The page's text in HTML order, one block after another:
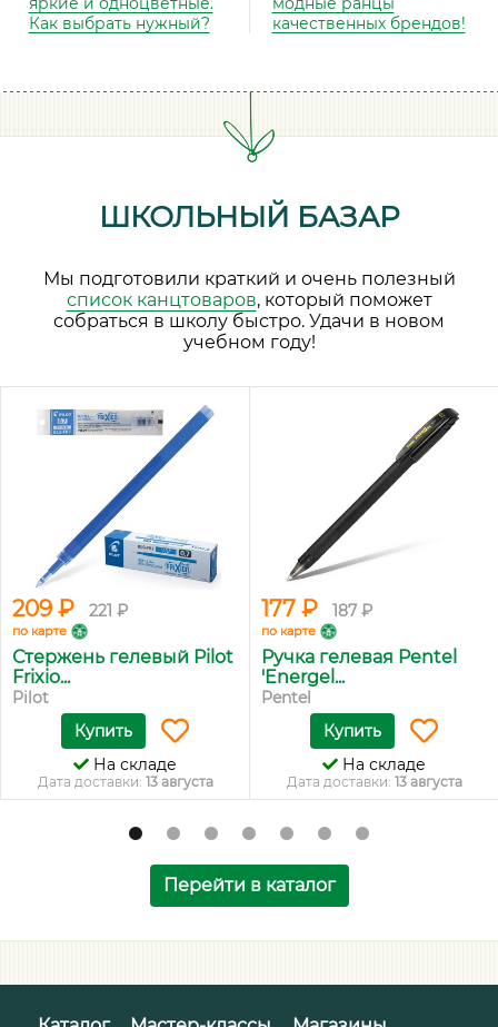
Как выбрать нужный?
качественных брендов!
ШКОЛЬНЫЙ БАЗАР
Мы подготовили краткий и очень полезный
список канцтоваров, который поможет
собраться в школу быстро. Удачи в новом
учебном году!
209 ₽ 221 ₽
по карте
Стержень гелевый Pilot
Frixio...
Pilot
Купить
На складе
Дата доставки: 13 августа
177 ₽ 187 ₽
по карте
Ручка гелевая Pentel
'Energel...
Pentel
Купить
На складе
Дата доставки: 13 августа
Перейти в каталог